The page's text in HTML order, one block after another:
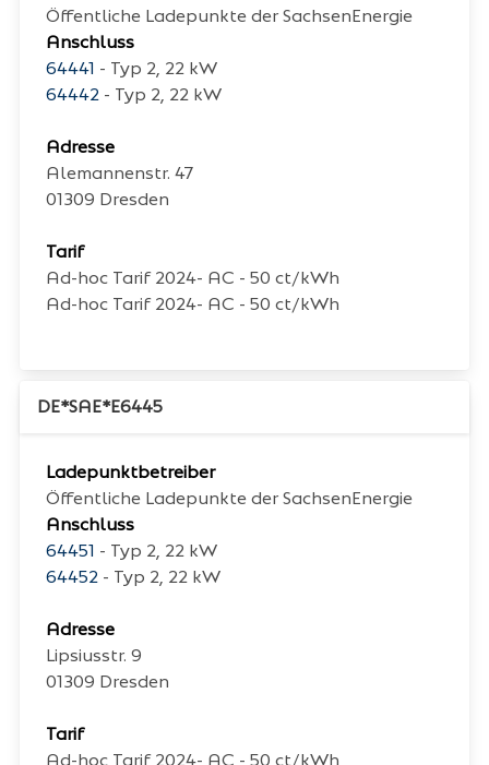
Öffentliche Ladepunkte der SachsenEnergie
Anschluss
64441 - Typ 2, 22 kW
64442 - Typ 2, 22 kW
Adresse
Alemannenstr. 47
01309 Dresden
Tarif
Ad-hoc Tarif 2024- AC - 50 ct/kWh
Ad-hoc Tarif 2024- AC - 50 ct/kWh
DE*SAE*E6445
Ladepunktbetreiber
Öffentliche Ladepunkte der SachsenEnergie
Anschluss
64451 - Typ 2, 22 kW
64452 - Typ 2, 22 kW
Adresse
Lipsiusstr. 9
01309 Dresden
Tarif
Ad-hoc Tarif 2024- AC - 50 ct/kWh